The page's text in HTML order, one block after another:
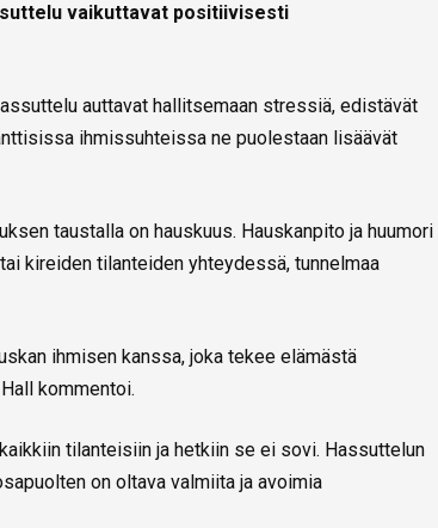
vaikuttavat positiivisesti
auttavat hallitsemaan stressiä, edistävät
ihmissuhteissa ne puolestaan lisäävät
taustalla on hauskuus. Hauskanpito ja huumori
kireiden tilanteiden yhteydessä, tunnelmaa
ihmisen kanssa, joka tekee elämästä
kommentoi.
tilanteisiin ja hetkiin se ei sovi. Hassuttelun
on oltava valmiita ja avoimia